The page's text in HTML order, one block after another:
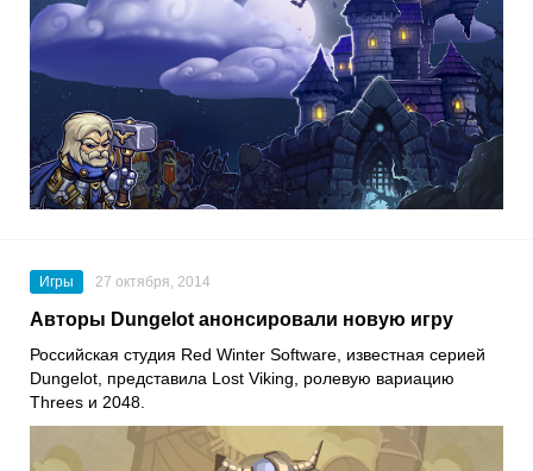
Игры 27 октября, 2014
Авторы Dungelot анонсировали новую игру
Российская студия Red Winter Software, известная серией
Dungelot, представила Lost Viking, ролевую вариацию
Threes и 2048.